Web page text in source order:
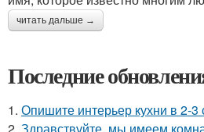
читать дальше →
Последние
1. Опишите интерьер кухни в 2-3